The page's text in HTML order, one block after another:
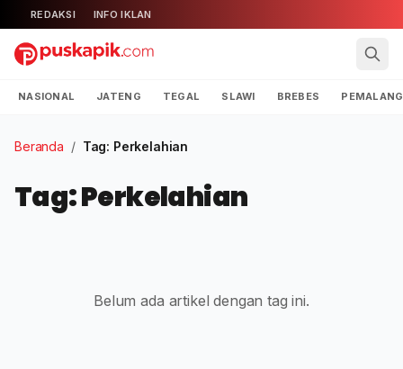
REDAKSI INFO IKLAN
NASIONAL JATENG TEGAL SLAWI BREBES PEMALANG
Beranda / Tag: Perkelahian
Tag: Perkelahian
Belum ada artikel dengan tag ini.